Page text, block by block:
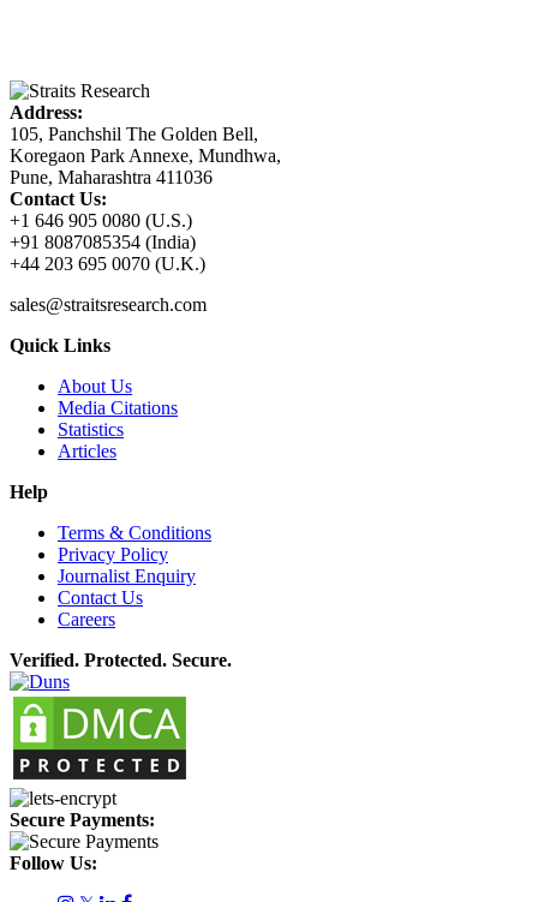
Address:
105, Panchshil The Golden Bell,
Koregaon Park Annexe, Mundhwa,
Pune, Maharashtra 411036
Contact Us:
+1 646 905 0080 (U.S.)
+91 8087085354 (India)
+44 203 695 0070 (U.K.)
sales@straitsresearch.com
Quick Links
About Us
Media Citations
Statistics
Articles
Help
Terms & Conditions
Privacy Policy
Journalist Enquiry
Contact Us
Careers
Verified. Protected. Secure.
Secure Payments:
Follow Us: